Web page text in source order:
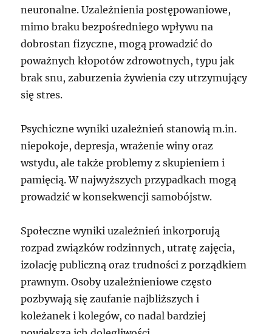
neuronalne. Uzależnienia postępowaniowe,
mimo braku bezpośredniego wpływu na
dobrostan fizyczne, mogą prowadzić do
poważnych kłopotów zdrowotnych, typu jak
brak snu, zaburzenia żywienia czy utrzymujący
się stres.
Psychiczne wyniki uzależnień stanowią m.in.
niepokoje, depresja, wrażenie winy oraz
wstydu, ale także problemy z skupieniem i
pamięcią. W najwyższych przypadkach mogą
prowadzić w konsekwencji samobójstw.
Społeczne wyniki uzależnień inkorporują
rozpad związków rodzinnych, utratę zajęcia,
izolację publiczną oraz trudności z porządkiem
prawnym. Osoby uzależnieniowe często
pozbywają się zaufanie najbliższych i
koleżanek i kolegów, co nadal bardziej